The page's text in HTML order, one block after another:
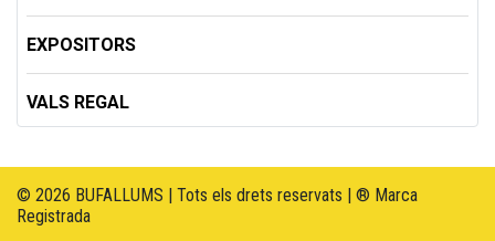
EXPOSITORS
VALS REGAL
© 2026 BUFALLUMS | Tots els drets reservats | ® Marca
Registrada